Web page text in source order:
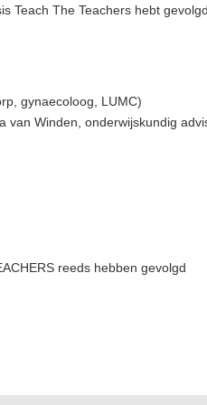
Teach The Teachers hebt gevolgd.
gynaecoloog, LUMC)
van Winden, onderwijskundig
reeds hebben gevolgd